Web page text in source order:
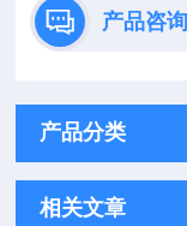
产品咨询
产品分类
相关文章